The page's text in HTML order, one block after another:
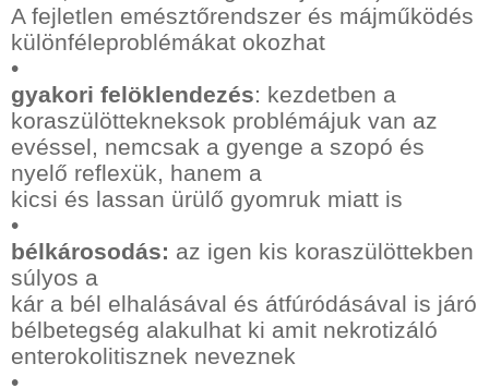
A fejletlen emésztőrendszer és májműködés
különféleproblémákat okozhat
•
gyakori felöklendezés: kezdetben a
koraszülöttekneksok problémájuk van az
evéssel, nemcsak a gyenge a szopó és
nyelő reflexük, hanem a
kicsi és lassan ürülő gyomruk miatt is
•
bélkárosodás: az igen kis koraszülöttekben
súlyos a
kár a bél elhalásával és átfúródásával is járó
bélbetegség alakulhat ki amit nekrotizáló
enterokolitisznek neveznek
•